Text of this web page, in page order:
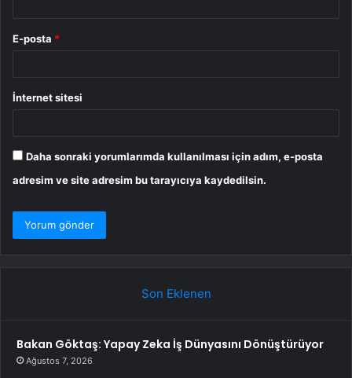
E-posta *
İnternet sitesi
Daha sonraki yorumlarımda kullanılması için adım, e-posta
adresim ve site adresim bu tarayıcıya kaydedilsin.
Son Eklenen
Bakan Göktaş: Yapay Zeka İş Dünyasını Dönüştürüyor
Ağustos 7, 2026